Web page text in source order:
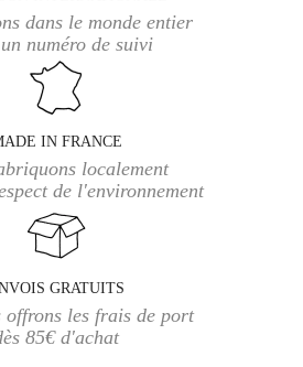
dans le monde entier
numéro de suivi
IN FRANCE
localement
de l'environnement
GRATUITS
offrons les frais de port
85€ d'achat